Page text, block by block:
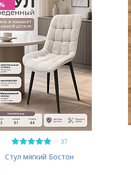
— 37
Стул мягкий Бостон